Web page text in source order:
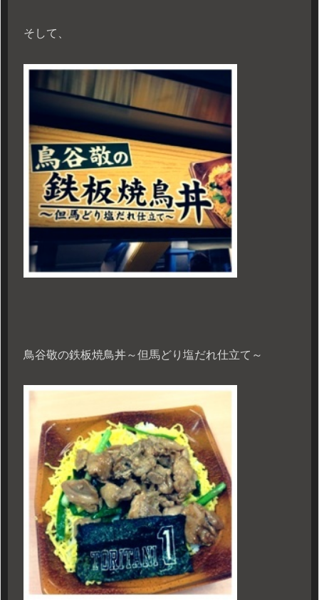
そして、
鳥谷敬の鉄板焼鳥丼～但馬どり塩だれ仕立て～